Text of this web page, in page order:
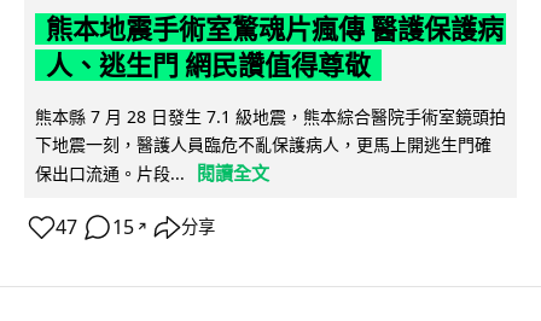
熊本地震手術室驚魂片瘋傳 醫護保護病
人、逃生門 網民讚值得尊敬
熊本縣 7 月 28 日發生 7.1 級地震，熊本綜合醫院手術室鏡頭拍
下地震一刻，醫護人員臨危不亂保護病人，更馬上開逃生門確
保出口流通。片段...
閱讀全文
47 15 ↗ 分享